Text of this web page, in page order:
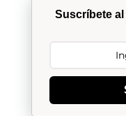
Suscríbete